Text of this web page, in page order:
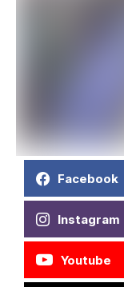
Facebook
Instagram
Youtube